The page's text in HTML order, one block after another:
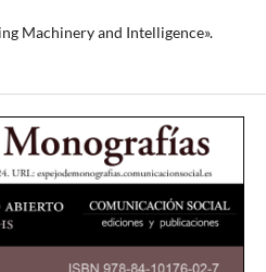
Machinery and Intelligence».